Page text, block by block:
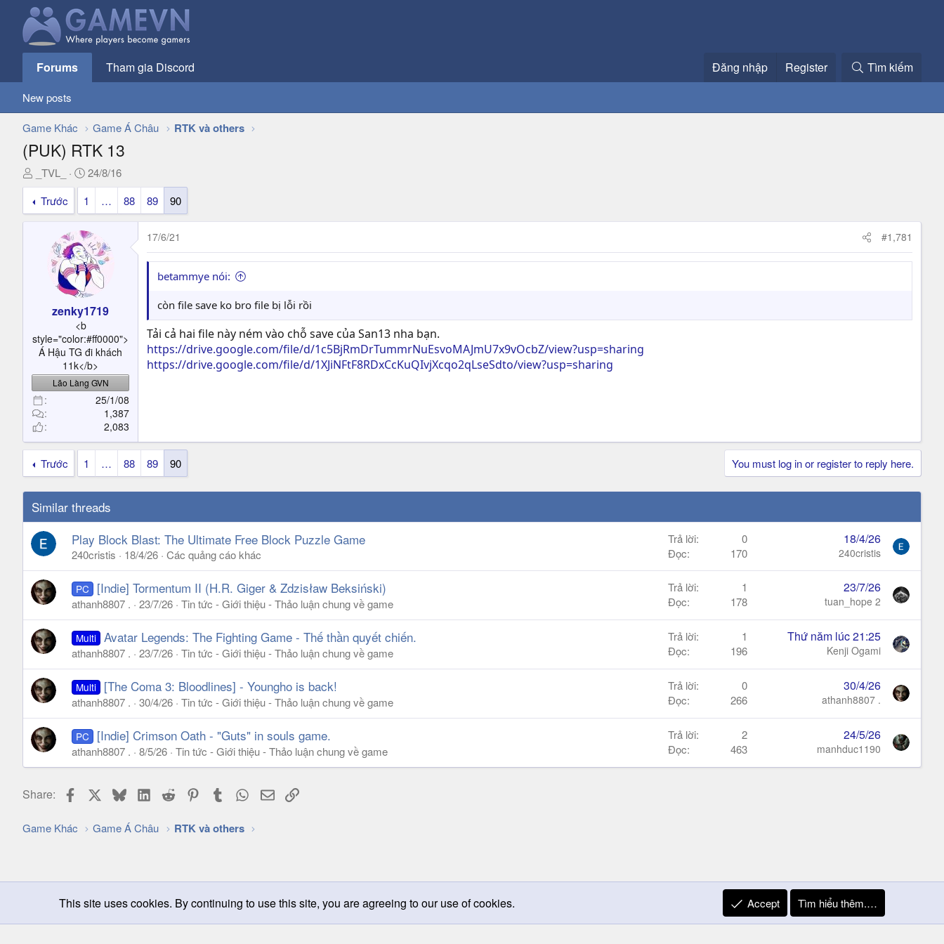
Forums Tham gia Discord Đăng nhập Register Tìm kiếm
New posts
Game Khác Game Á Châu RTK và others
(PUK) RTK 13
h
e
e
_TVL_
N
g
à
y
g
ử
i
24/8/16
Trước
1 … 88 89 90
zenky1719
<b
style="color:#ff0000">
Á Hậu TG đi khách
11k</b>
Lão Làng GVN
25/1/08
1,387
2,083
17/6/21 #1,781
betammye nói:
còn file save ko bro file bị lỗi rồi
Tải cả hai file này ném vào chỗ save của San13 nha bạn.
https://drive.google.com/file/d/1c5BjRmDrTummrNuEsvoMAJmU7x9vOcbZ/view?usp=sharing
https://drive.google.com/file/d/1XJiNFtF8RDxCcKuQIvjXcqo2qLseSdto/view?usp=sharing
Trước 1 … 88 89 90 You must log in or register to reply here.
Similar threads
Play Block Blast: The Ultimate Free Block Puzzle Game
240cristis 18/4/26 Các quảng cáo khác
Trả lời
0
Đọc
170
18/4/26
240cristis
PC [Indie] Tormentum II (H.R. Giger & Zdzisław Beksiński)
athanh8807 . 23/7/26 Tin tức - Giới thiệu - Thảo luận chung về game
Trả lời
1
Đọc
178
23/7/26
tuan_hope 2
Multi Avatar Legends: The Fighting Game - Thế thần quyết chiến.
athanh8807 . 23/7/26 Tin tức - Giới thiệu - Thảo luận chung về game
Trả lời
1
Đọc
196
Thứ năm lúc 21:25
Kenji Ogami
Multi [The Coma 3: Bloodlines] - Youngho is back!
athanh8807 . 30/4/26 Tin tức - Giới thiệu - Thảo luận chung về game
Trả lời
0
Đọc
266
30/4/26
athanh8807 .
PC [Indie] Crimson Oath - "Guts" in souls game.
athanh8807 . 8/5/26 Tin tức - Giới thiệu - Thảo luận chung về game
Trả lời
2
Đọc
463
24/5/26
manhduc1190
Share: FacebookBlueskyLinkedIn
Reddit Pinterest
Tumblr WhatsApp
EmailLink
Game Khác Game Á Châu RTK và others
Chọn giao diện Change width Quy định và Nội quy Privacy Policy Trợ giúp
S
This site uses cookies. By continuing to use this site, you are agreeing to our use of cookies. Accept Tìm hiểu thêm.…